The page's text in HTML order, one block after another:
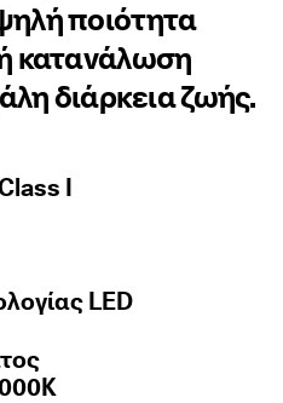
ποιότητα
κατανάλωση
διάρκεια ζωής.
I
LED